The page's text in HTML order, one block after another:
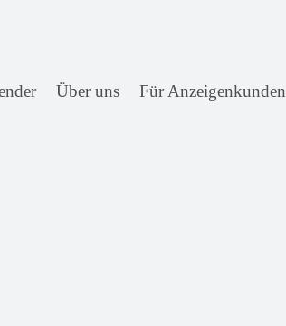
Über uns Für Anzeigenkunden